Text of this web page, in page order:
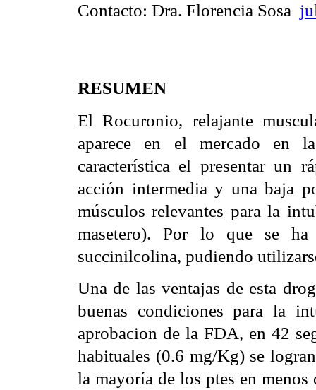
Contacto: Dra. Florencia Sosa
RESUMEN
El Rocuronio, relajante
aparece en el mercado en
característica el presentar un
acción intermedia y una baja
músculos relevantes para la
masetero). Por lo que se
succinilcolina, pudiendo
Una de las ventajas de esta
buenas condiciones para la
aprobacion de la FDA, en 42
habituales (0.6 mg/Kg) se
la mayoría de los ptes en menos